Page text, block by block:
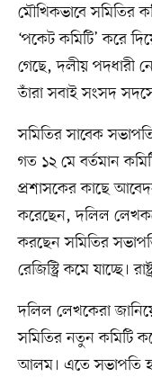
মৌখিকভাবে সমিতির
‘পকেট কমিটি’ করে
গেছে, দলীয় পদধারী
তাঁরা সবাই সংসদ
সমিতির সাবেক
গত ১২ মে বর্তমান
প্রশাসকের কাছে
করেছেন, দলিল
করছেন সমিতির
রেজিস্ট্রি কমে যাচ্ছে।
দলিল লেখকেরা
সমিতির নতুন কমিটি
আলম। এতে সভাপতি